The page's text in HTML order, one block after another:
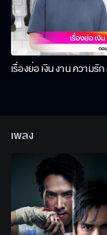
เรื่องย่อ เงิน งาน ความรั
เพลง